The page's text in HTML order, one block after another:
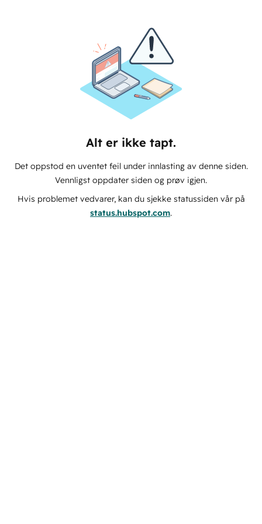
Alt er ikke tapt.
Det oppstod en uventet feil under innlasting av denne siden.
Vennligst oppdater siden og prøv igjen.
Hvis problemet vedvarer, kan du sjekke statussiden vår på
status.hubspot.com.